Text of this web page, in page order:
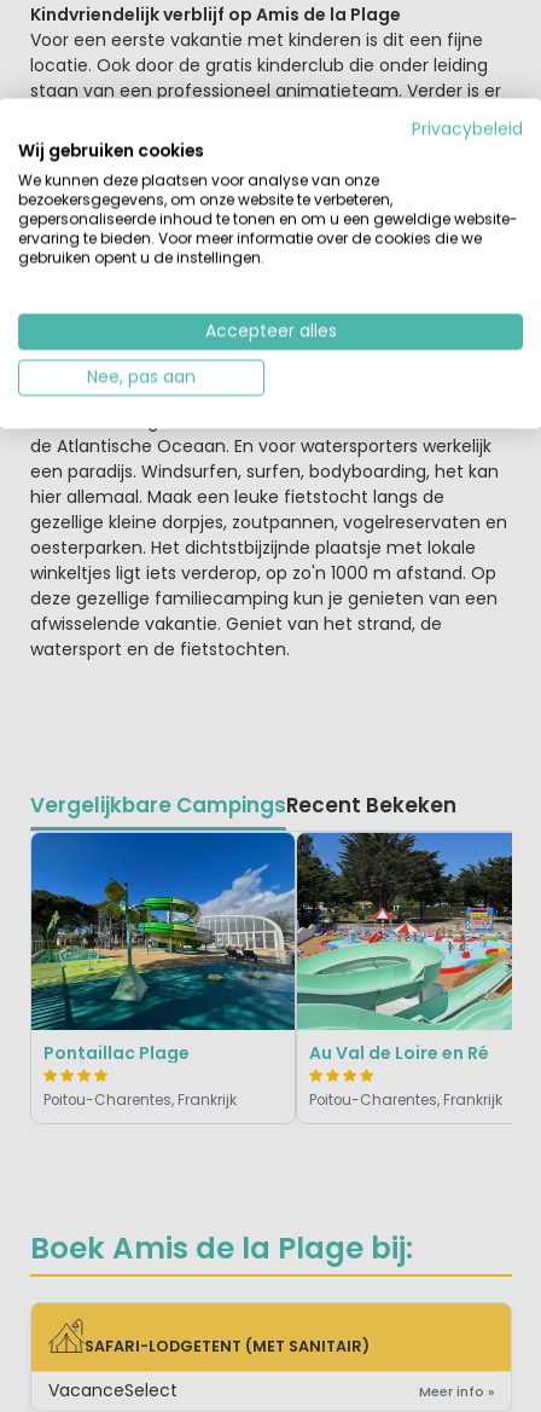
Boek Amis de la Plage bij:
SAFARI-LODGETENT (MET SANITAIR)
SAFARI-LODGETENT (MET SANITAIR)
VacanceSelect Meer info »
Kindvriendelijk verblijf op Amis de la Plage
Voor een eerste vakantie met kinderen is dit een fijne
locatie. Ook door de gratis kinderclub die onder leiding
staan van een professioneel animatieteam. Verder is er
een leuke speeltuin op het park om lekker te ravotten
met vriendjes. Zin in wat sportief vermaak voor jong en
oud? Speel dan een potje jeu de boules of tafeltennis en
bepaal voor eens en altijd wie de beste van de familie is!
Op de camping is een klein winkeltje met vers brood en
dagelijkste levensmiddelen. Voor de rest van de
boodschappen loop je even naar het dorpje Le Bois-
centrum. Hier liggen leuke winkeltjes en gezellige
restaurants voor een hapje en een drankje.
Zon, zee, water en fietsen
de Atlantische Oceaan. En voor watersporters werkelijk
een paradijs. Windsurfen, surfen, bodyboarding, het kan
hier allemaal. Maak een leuke fietstocht langs de
gezellige kleine dorpjes, zoutpannen, vogelreservaten en
oesterparken. Het dichtstbijzijnde plaatsje met lokale
winkeltjes ligt iets verderop, op zo'n 1000 m afstand. Op
deze gezellige familiecamping kun je genieten van een
afwisselende vakantie. Geniet van het strand, de
watersport en de fietstochten.
Vergelijkbare CampingsRecent Bekeken
Pontaillac Plage
Poitou-Charentes, Frankrijk
Au Val de Loire en Ré
Poitou-Charentes, Frankrijk
Privacybeleid
Wij gebruiken cookies
We kunnen deze plaatsen voor analyse van onze
bezoekersgegevens, om onze website te verbeteren,
gepersonaliseerde inhoud te tonen en om u een geweldige website-
ervaring te bieden. Voor meer informatie over de cookies die we
gebruiken opent u de instellingen.
Accepteer alles
Nee, pas aan